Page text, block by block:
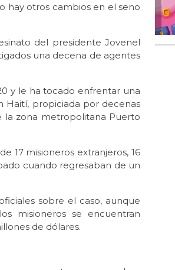
hay otros cambios en el seno
del presidente Jovenel
una decena de agentes
y le ha tocado enfrentar una
Haití, propiciada por decenas
la zona metropolitana Puerto
17 misioneros extranjeros, 16
cuando regresaban de un
sobre el caso, aunque
misioneros se encuentran
de dólares.